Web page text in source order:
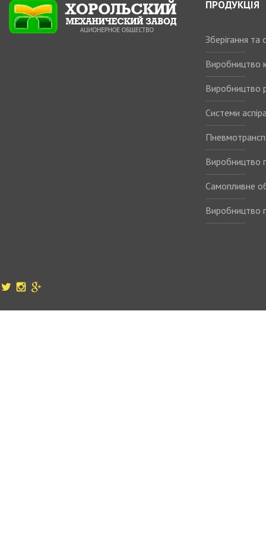
ПРОДУКЦІЯ
Зберігання
Виробництво
Виробництво
Системи
Виробництво
Самопливне
Виробництво